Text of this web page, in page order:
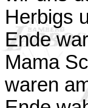
Herbigs
Ende
Mama
waren